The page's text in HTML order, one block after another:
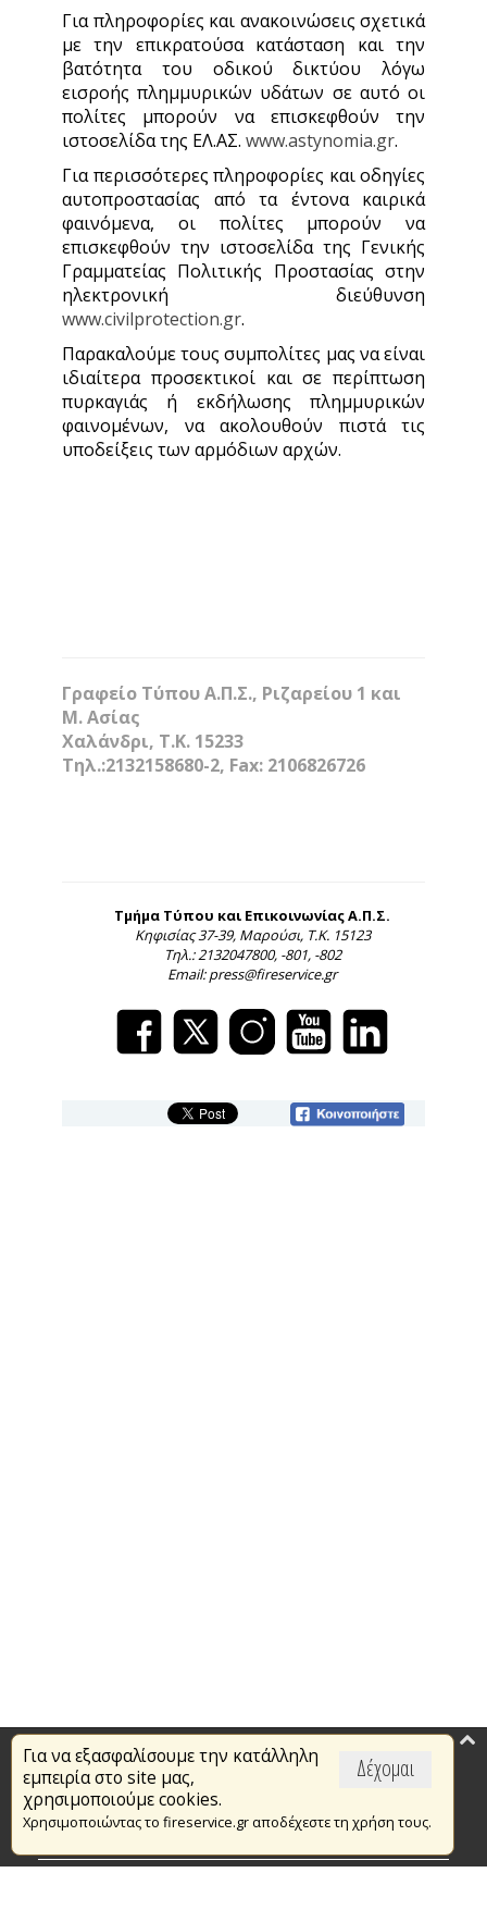
Για πληροφορίες και ανακοινώσεις σχετικά
με την επικρατούσα κατάσταση και την
βατότητα του οδικού δικτύου λόγω
εισροής πλημμυρικών υδάτων σε αυτό οι
πολίτες μπορούν να επισκεφθούν την
ιστοσελίδα της ΕΛ.ΑΣ. www.astynomia.gr.
Για περισσότερες πληροφορίες και οδηγίες
αυτοπροστασίας από τα έντονα καιρικά
φαινόμενα, οι πολίτες μπορούν να
επισκεφθούν την ιστοσελίδα της Γενικής
Γραμματείας Πολιτικής Προστασίας στην
ηλεκτρονική διεύθυνση
www.civilprotection.gr.
Παρακαλούμε τους συμπολίτες μας να είναι
ιδιαίτερα προσεκτικοί και σε περίπτωση
πυρκαγιάς ή εκδήλωσης πλημμυρικών
φαινομένων, να ακολουθούν πιστά τις
υποδείξεις των αρμόδιων αρχών.
Γραφείο Τύπου Α.Π.Σ., Ριζαρείου 1 και
Μ. Ασίας
Χαλάνδρι, Τ.Κ. 15233
Τηλ.:2132158680-2, Fax: 2106826726
Τμήμα Τύπου και Επικοινωνίας Α.Π.Σ.
Κηφισίας 37-39, Μαρούσι, Τ.Κ. 15123
Τηλ.: 2132047800, -801, -802
Email: press@fireservice.gr
Δέχομαι
Για να εξασφαλίσουμε την κατάλληλη
εμπειρία στο site μας,
χρησιμοποιούμε cookies.
Χρησιμοποιώντας το fireservice.gr αποδέχεστε τη χρήση τους.
Επικαιρότητα
Το Πυροσβεστικό Σώμα